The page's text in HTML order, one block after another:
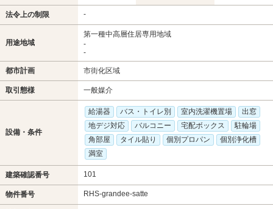
法令上の制限 -
用途地域
第一種中高層住居専用地域
-
-
都市計画 市街化区域
取引態様 一般媒介
設備・条件
給湯器 バス・トイレ別 室内洗濯機置場
出窓
地デジ対応
バルコニー 宅配ボックス
駐輪場
角部屋
タイル貼り 個別プロパン
個別浄化槽
満室
建築確認番号 101
物件番号 RHS-grandee-satte